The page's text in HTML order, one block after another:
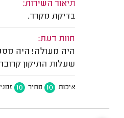
תיאור השירות:
בדיקת מקרר.
חוות דעת:
היה מעולה! היה
שעלות התיקון
איכות 10 מחיר 10